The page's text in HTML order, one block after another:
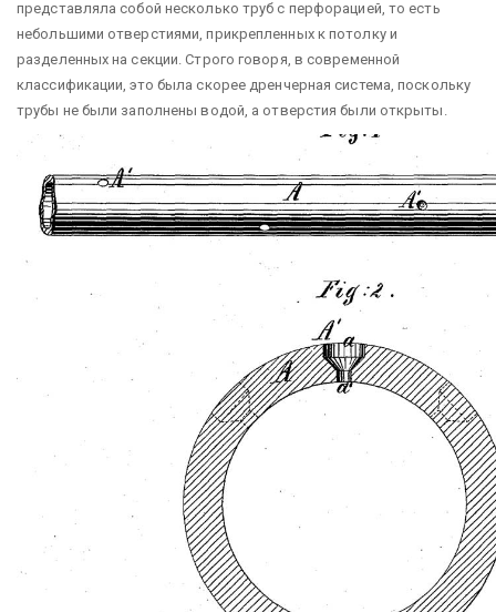
представляла собой несколько труб с перфорацией, то есть
небольшими отверстиями, прикрепленных к потолку и
разделенных на секции. Строго говоря, в современной
классификации, это была скорее дренчерная система, поскольку
трубы не были заполнены водой, а отверстия были открыты.